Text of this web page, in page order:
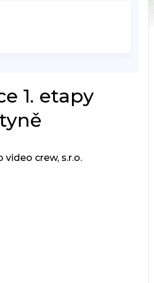
1. etapy
crew, s.r.o.